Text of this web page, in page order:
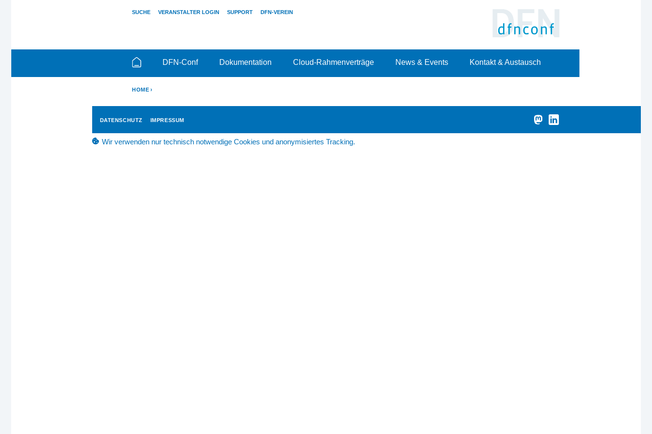
SUCHE VERANSTALTER LOGIN SUPPORT DFN-VEREIN
DFN-Conf Dokumentation Cloud-Rahmenverträge News & Events Kontakt & Austausch
HOME
DATENSCHUTZ IMPRESSUM
Wir verwenden nur technisch notwendige Cookies und anonymisiertes Tracking.